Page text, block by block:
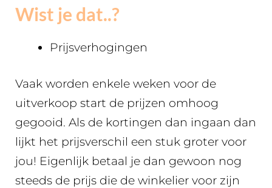
Wist je dat..?
Prijsverhogingen
Vaak worden enkele weken voor de
uitverkoop start de prijzen omhoog
gegooid. Als de kortingen dan ingaan dan
lijkt het prijsverschil een stuk groter voor
jou! Eigenlijk betaal je dan gewoon nog
steeds de prijs die de winkelier voor zijn